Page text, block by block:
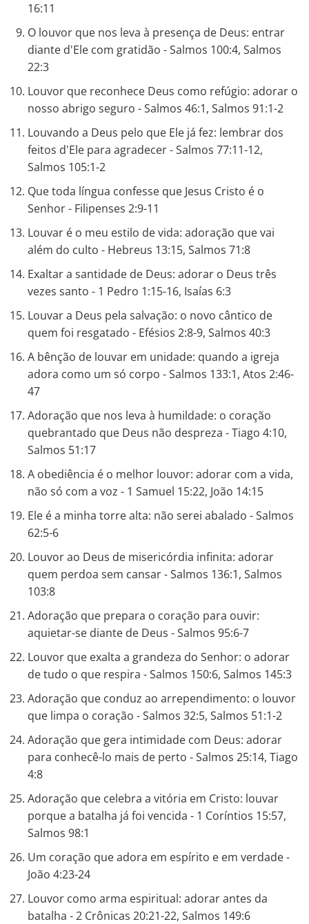
16:11
O louvor que nos leva à presença de Deus: entrar
diante d'Ele com gratidão - Salmos 100:4, Salmos
22:3
Louvor que reconhece Deus como refúgio: adorar o
nosso abrigo seguro - Salmos 46:1, Salmos 91:1-2
Louvando a Deus pelo que Ele já fez: lembrar dos
feitos d'Ele para agradecer - Salmos 77:11-12,
Salmos 105:1-2
Que toda língua confesse que Jesus Cristo é o
Senhor - Filipenses 2:9-11
Louvar é o meu estilo de vida: adoração que vai
além do culto - Hebreus 13:15, Salmos 71:8
Exaltar a santidade de Deus: adorar o Deus três
vezes santo - 1 Pedro 1:15-16, Isaías 6:3
Louvar a Deus pela salvação: o novo cântico de
quem foi resgatado - Efésios 2:8-9, Salmos 40:3
A bênção de louvar em unidade: quando a igreja
adora como um só corpo - Salmos 133:1, Atos 2:46-
47
Adoração que nos leva à humildade: o coração
quebrantado que Deus não despreza - Tiago 4:10,
Salmos 51:17
A obediência é o melhor louvor: adorar com a vida,
não só com a voz - 1 Samuel 15:22, João 14:15
Ele é a minha torre alta: não serei abalado - Salmos
62:5-6
Louvor ao Deus de misericórdia infinita: adorar
quem perdoa sem cansar - Salmos 136:1, Salmos
103:8
Adoração que prepara o coração para ouvir:
aquietar-se diante de Deus - Salmos 95:6-7
Louvor que exalta a grandeza do Senhor: o adorar
de tudo o que respira - Salmos 150:6, Salmos 145:3
Adoração que conduz ao arrependimento: o louvor
que limpa o coração - Salmos 32:5, Salmos 51:1-2
Adoração que gera intimidade com Deus: adorar
para conhecê-lo mais de perto - Salmos 25:14, Tiago
4:8
Adoração que celebra a vitória em Cristo: louvar
porque a batalha já foi vencida - 1 Coríntios 15:57,
Salmos 98:1
Um coração que adora em espírito e em verdade -
João 4:23-24
Louvor como arma espiritual: adorar antes da
batalha - 2 Crônicas 20:21-22, Salmos 149:6